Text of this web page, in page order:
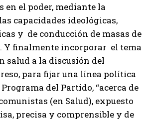
en el poder, mediante la
capacidades ideológicas,
y de conducción de masas de
Y finalmente incorporar el tema
salud a la discusión del
para fijar una línea política
del Partido, “acerca de
(en Salud), expuesto
precisa y comprensible y de